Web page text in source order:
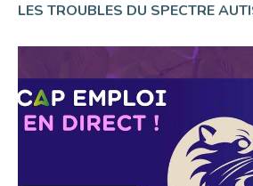
LES TROUBLES DU SPECTRE